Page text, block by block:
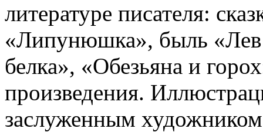
литературе писателя:
«Липунюшка», быль «Лев
белка», «Обезьяна и
произведения.
заслуженным